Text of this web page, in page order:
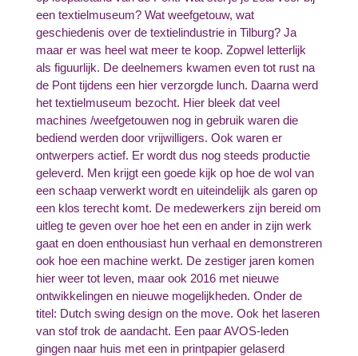
een textielmuseum? Wat weefgetouw, wat
geschiedenis over de textielindustrie in Tilburg? Ja
maar er was heel wat meer te koop. Zopwel letterlijk
als figuurlijk. De deelnemers kwamen even tot rust na
de Pont tijdens een hier verzorgde lunch. Daarna werd
het textielmuseum bezocht. Hier bleek dat veel
machines /weefgetouwen nog in gebruik waren die
bediend werden door vrijwilligers. Ook waren er
ontwerpers actief. Er wordt dus nog steeds productie
geleverd. Men krijgt een goede kijk op hoe de wol van
een schaap verwerkt wordt en uiteindelijk als garen op
een klos terecht komt. De medewerkers zijn bereid om
uitleg te geven over hoe het een en ander in zijn werk
gaat en doen enthousiast hun verhaal en demonstreren
ook hoe een machine werkt. De zestiger jaren komen
hier weer tot leven, maar ook 2016 met nieuwe
ontwikkelingen en nieuwe mogelijkheden. Onder de
titel: Dutch swing design on the move. Ook het laseren
van stof trok de aandacht. Een paar AVOS-leden
gingen naar huis met een in printpapier gelaserd